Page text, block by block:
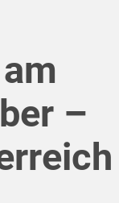
–